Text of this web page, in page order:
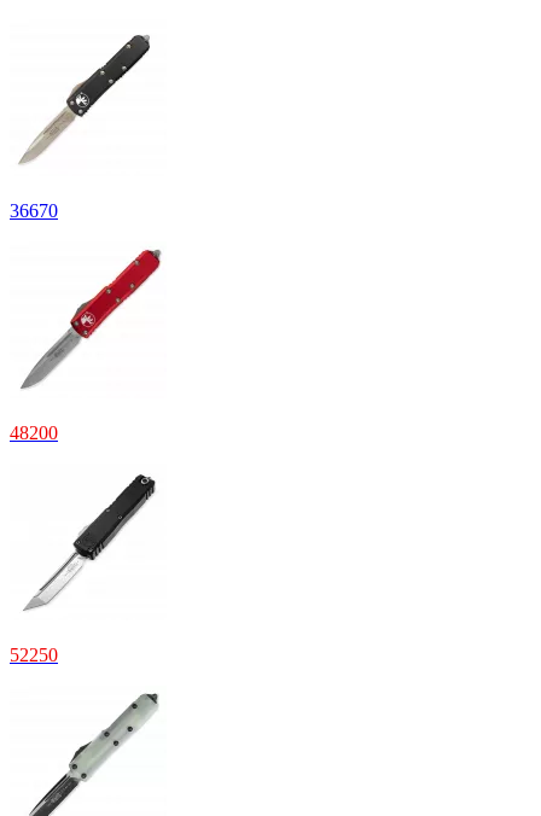
36670
48200
52250